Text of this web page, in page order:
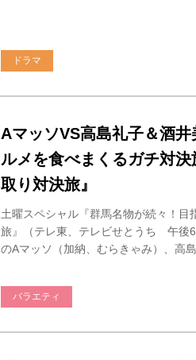
ドラマ
AマッソVS高島礼子＆酒
ルメを食べまくるガチ対
取り対決旅』
土曜スペシャル『群馬名物が続々！
旅』（テレ東、テレビせとうち 午後
のAマッソ（加納、むらきゃみ）、高
バラエティ